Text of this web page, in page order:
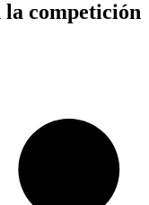
la competición